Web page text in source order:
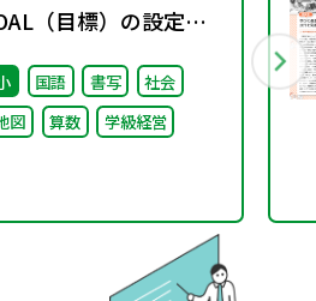
（目標）の設定と
有 スタンダードの徹底
国語 書写
社会
図
算数 学級経営